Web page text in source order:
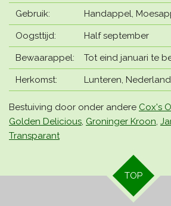
Gebruik: Handappel,
Oogsttijd: Half september
Bewaarappel: Tot eind januari te
Herkomst: Lunteren,
Bestuiving door onder andere Cox's
Golden Delicious, Groninger Kroon,
Transparant
TOP